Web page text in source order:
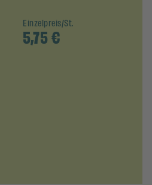
Einzelpreis/St.
5,75€